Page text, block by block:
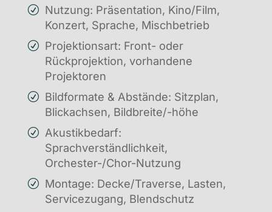
Nutzung: Präsentation, Kino/Film,
Konzert, Sprache, Mischbetrieb
Projektionsart: Front- oder
Rückprojektion, vorhandene
Projektoren
Bildformate & Abstände: Sitzplan,
Blickachsen, Bildbreite/-höhe
Akustikbedarf:
Sprachverständlichkeit,
Orchester-/Chor-Nutzung
Montage: Decke/Traverse, Lasten,
Servicezugang, Blendschutz